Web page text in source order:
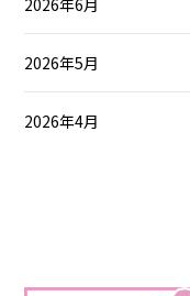
2026年6月
2026年5月
2026年4月